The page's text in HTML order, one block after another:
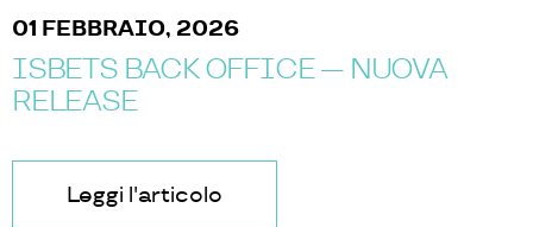
Leggi l'articolo